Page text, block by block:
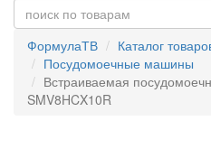
ФормулаТВ
Каталог
Посудомоечные машины
Встраиваемая
SMV8HCX10R